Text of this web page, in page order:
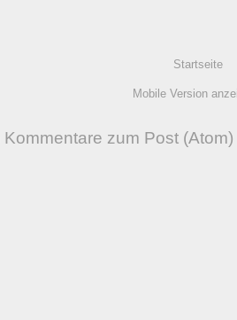
Startseite
Mobile Version
Kommentare zum Post (Atom)